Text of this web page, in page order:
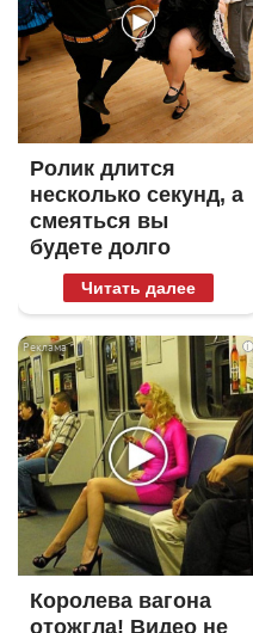
Ролик длится
несколько секунд, а
смеяться вы
будете долго
Читать далее
i
Королева вагона
отожгла! Видео не